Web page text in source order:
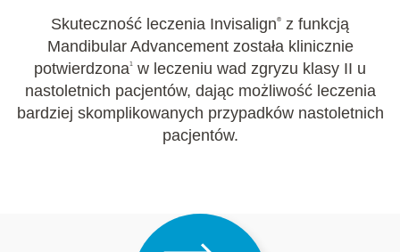
Skuteczność leczenia Invisalign® z funkcją
Mandibular Advancement została klinicznie
potwierdzona1 w leczeniu wad zgryzu klasy II u
nastoletnich pacjentów, dając możliwość leczenia
bardziej skomplikowanych przypadków nastoletnich
pacjentów.